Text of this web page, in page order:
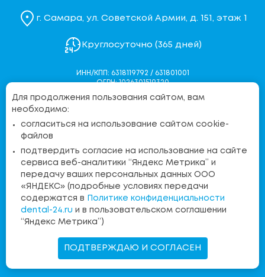
г. Самара, ул. Советской Армии, д. 151, этаж 1
Круглосуточно (365 дней)
ИНН/КПП: 6318119792 / 631801001
ОГРН: 1026301519320
Политика конфиденциальности
Согласие на обработку персональных данных через
Контакты контролирующих органов
Бесплатная линия:
8 (800) 555-36-15
Запись на прием
Для продолжения пользования сайтом, вам
необходимо:
согласиться на использование сайтом cookie-
файлов
подтвердить согласие на использование на сайте
сервиса веб-аналитики “Яндекс Метрика” и
передачу ваших персональных данных ООО
«ЯНДЕКС» (подробные условиях передачи
содержатся в
Политике конфиденциальности
dental-24.ru и в пользовательском соглашении
“Яндекс Метрика”)
ПОДТВЕРЖДАЮ И СОГЛАСЕН